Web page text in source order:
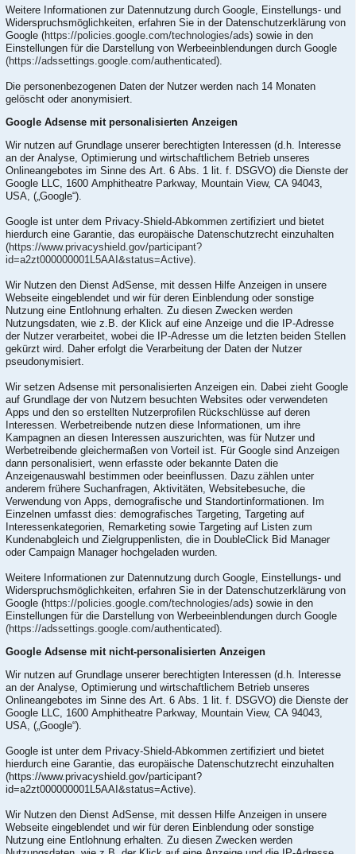
Weitere Informationen zur Datennutzung durch Google, Einstellungs- und
Widerspruchsmöglichkeiten, erfahren Sie in der Datenschutzerklärung von
Google (https://policies.google.com/technologies/ads) sowie in den
Einstellungen für die Darstellung von Werbeeinblendungen durch Google
(https://adssettings.google.com/authenticated).
Die personenbezogenen Daten der Nutzer werden nach 14 Monaten
gelöscht oder anonymisiert.
Google Adsense mit personalisierten Anzeigen
Wir nutzen auf Grundlage unserer berechtigten Interessen (d.h. Interesse
an der Analyse, Optimierung und wirtschaftlichem Betrieb unseres
Onlineangebotes im Sinne des Art. 6 Abs. 1 lit. f. DSGVO) die Dienste der
Google LLC, 1600 Amphitheatre Parkway, Mountain View, CA 94043,
USA, („Google“).
Google ist unter dem Privacy-Shield-Abkommen zertifiziert und bietet
hierdurch eine Garantie, das europäische Datenschutzrecht einzuhalten
(https://www.privacyshield.gov/participant?
id=a2zt000000001L5AAI&status=Active).
Wir Nutzen den Dienst AdSense, mit dessen Hilfe Anzeigen in unsere
Webseite eingeblendet und wir für deren Einblendung oder sonstige
Nutzung eine Entlohnung erhalten. Zu diesen Zwecken werden
Nutzungsdaten, wie z.B. der Klick auf eine Anzeige und die IP-Adresse
der Nutzer verarbeitet, wobei die IP-Adresse um die letzten beiden Stellen
gekürzt wird. Daher erfolgt die Verarbeitung der Daten der Nutzer
pseudonymisiert.
Wir setzen Adsense mit personalisierten Anzeigen ein. Dabei zieht Google
auf Grundlage der von Nutzern besuchten Websites oder verwendeten
Apps und den so erstellten Nutzerprofilen Rückschlüsse auf deren
Interessen. Werbetreibende nutzen diese Informationen, um ihre
Kampagnen an diesen Interessen auszurichten, was für Nutzer und
Werbetreibende gleichermaßen von Vorteil ist. Für Google sind Anzeigen
dann personalisiert, wenn erfasste oder bekannte Daten die
Anzeigenauswahl bestimmen oder beeinflussen. Dazu zählen unter
anderem frühere Suchanfragen, Aktivitäten, Websitebesuche, die
Verwendung von Apps, demografische und Standortinformationen. Im
Einzelnen umfasst dies: demografisches Targeting, Targeting auf
Interessenkategorien, Remarketing sowie Targeting auf Listen zum
Kundenabgleich und Zielgruppenlisten, die in DoubleClick Bid Manager
oder Campaign Manager hochgeladen wurden.
Weitere Informationen zur Datennutzung durch Google, Einstellungs- und
Widerspruchsmöglichkeiten, erfahren Sie in der Datenschutzerklärung von
Google (https://policies.google.com/technologies/ads) sowie in den
Einstellungen für die Darstellung von Werbeeinblendungen durch Google
(https://adssettings.google.com/authenticated).
Google Adsense mit nicht-personalisierten Anzeigen
Wir nutzen auf Grundlage unserer berechtigten Interessen (d.h. Interesse
an der Analyse, Optimierung und wirtschaftlichem Betrieb unseres
Onlineangebotes im Sinne des Art. 6 Abs. 1 lit. f. DSGVO) die Dienste der
Google LLC, 1600 Amphitheatre Parkway, Mountain View, CA 94043,
USA, („Google“).
Google ist unter dem Privacy-Shield-Abkommen zertifiziert und bietet
hierdurch eine Garantie, das europäische Datenschutzrecht einzuhalten
(https://www.privacyshield.gov/participant?
id=a2zt000000001L5AAI&status=Active).
Wir Nutzen den Dienst AdSense, mit dessen Hilfe Anzeigen in unsere
Webseite eingeblendet und wir für deren Einblendung oder sonstige
Nutzung eine Entlohnung erhalten. Zu diesen Zwecken werden